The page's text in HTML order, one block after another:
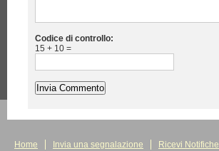
Codice di controllo:
15 + 10 =
Home Invia una segnalazione Ricevi Notifiche